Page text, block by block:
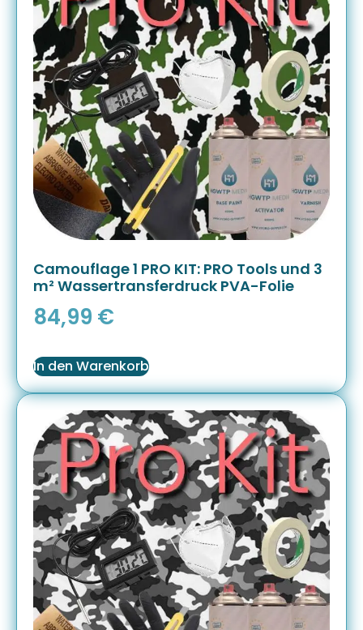
Camouflage 1 PRO KIT: PRO Tools und 3
m² Wassertransferdruck PVA-Folie
84,99 €
In den Warenkorb